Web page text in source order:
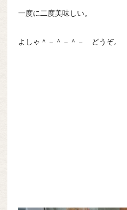
一度に二度美味しい。
よしゃ＾－＾－＾－ どうぞ。